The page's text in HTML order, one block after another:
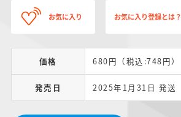
お気に入り お気に入り登録とは？
価格 680円（税込:748円）
発売日 2025年1月31日 発送